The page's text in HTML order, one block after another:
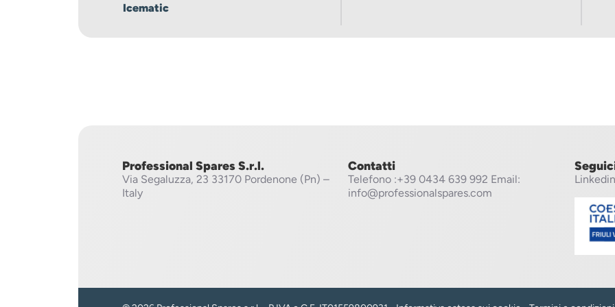
Icematic
Professional Spares S.r.l.
Via Segaluzza, 23 33170 Pordenone (Pn) –
Italy
Contatti
Telefono :+39 0434 639 992 Email:
info@professionalspares.com
Linkedin